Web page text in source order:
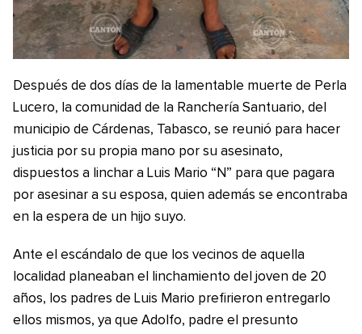
Después de dos días de la lamentable muerte de Perla
Lucero, la comunidad de la Ranchería Santuario, del
municipio de Cárdenas, Tabasco, se reunió para hacer
justicia por su propia mano por su asesinato,
dispuestos a linchar a Luis Mario “N” para que pagara
por asesinar a su esposa, quien además se encontraba
en la espera de un hijo suyo.
Ante el escándalo de que los vecinos de aquella
localidad planeaban el linchamiento del joven de 20
años, los padres de Luis Mario prefirieron entregarlo
ellos mismos, ya que Adolfo, padre el presunto